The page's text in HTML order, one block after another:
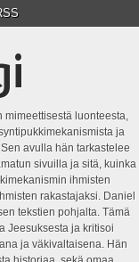
luonteesta,
ja
avulla hän tarkastelee
sivuilla ja sitä, kuinka
ihmisten
rakastajaksi. Daniel
tekstien pohjalta. Tämä
Jeesuksesta ja kritisoi
ja väkivaltaisena. Hän